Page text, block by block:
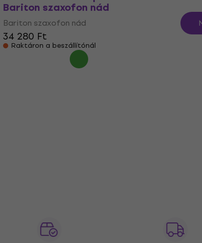
Bariton szaxofon nád
Bariton szaxofon nád
34 280 Ft
Raktáron a beszállítónál